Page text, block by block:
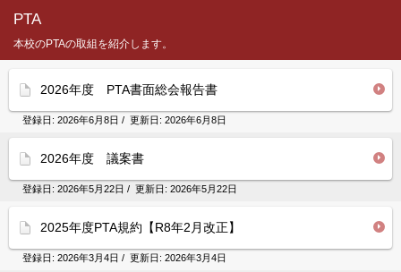
PTA
本校のPTAの取組を紹介します。
2026年度 PTA書面総会報告書
登録日: 2026年6月8日 / 更新日: 2026年6月8日
2026年度 議案書
登録日: 2026年5月22日 / 更新日: 2026年5月22日
2025年度PTA規約【R8年2月改正】
登録日: 2026年3月4日 / 更新日: 2026年3月4日